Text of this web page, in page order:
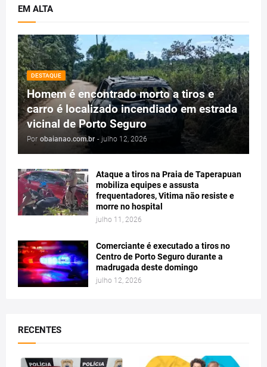
EM ALTA
DESTAQUE
Homem é encontrado morto a tiros e
carro é localizado incendiado em estrada
vicinal de Porto Seguro
Por obaianao.com.br - julho 12, 2026
Ataque a tiros na Praia de Taperapuan
mobiliza equipes e assusta
frequentadores, Vitima não resiste e
morre no hospital
julho 11, 2026
Comerciante é executado a tiros no
Centro de Porto Seguro durante a
madrugada deste domingo
julho 12, 2026
RECENTES